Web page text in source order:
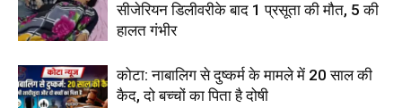
सीजेरियन डिलीवरीके बाद 1 प्रसूता की मौत, 5 की
हालत गंभीर
कोटा: नाबालिग से दुष्कर्म के मामले में 20 साल की
कैद, दो बच्चों का पिता है दोषी